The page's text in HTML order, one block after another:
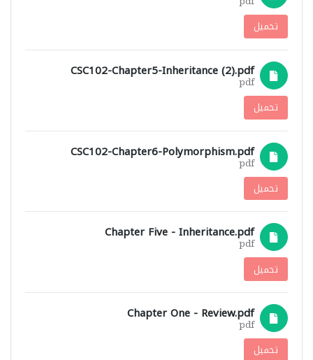
تحميل
CSC102-Chapter5-Inheritance (2).pdf
pdf
تحميل
CSC102-Chapter6-Polymorphism.pdf
pdf
تحميل
Chapter Five - Inheritance.pdf
pdf
تحميل
Chapter One - Review.pdf
pdf
تحميل